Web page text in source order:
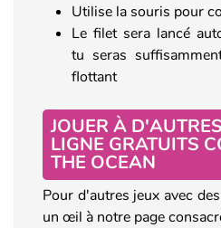
Utilise la souris pour
Le filet sera lancé
tu seras
flottant
JOUER À
LIGNE GRATUITS
THE OCEAN
Pour d'autres jeux avec
un œil à notre page